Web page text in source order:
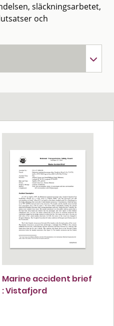
släckningsarbetet,
och
Marine accident brief
: Vistafjord